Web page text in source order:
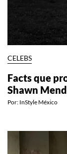
CELEBS
Facts que
Shawn
Por: InStyle México